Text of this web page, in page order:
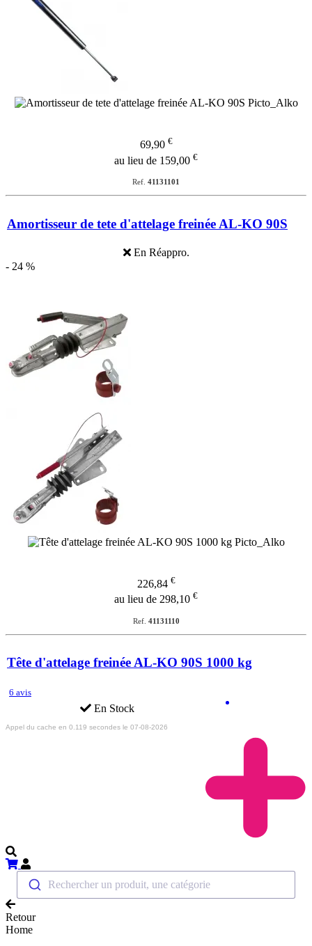
69,90 €
au lieu de 159,00 €
Ref. 41131101
Amortisseur de tete d'attelage freinée AL-KO 90S
En Réappro.
- 24 %
226,84 €
au lieu de 298,10 €
Ref. 41131110
Tête d'attelage freinée AL-KO 90S 1000 kg
6 avis
En Stock
Appel du cache en 0.119 secondes le 07-08-2026
Rechercher un produit, une catégorie
Retour
Home